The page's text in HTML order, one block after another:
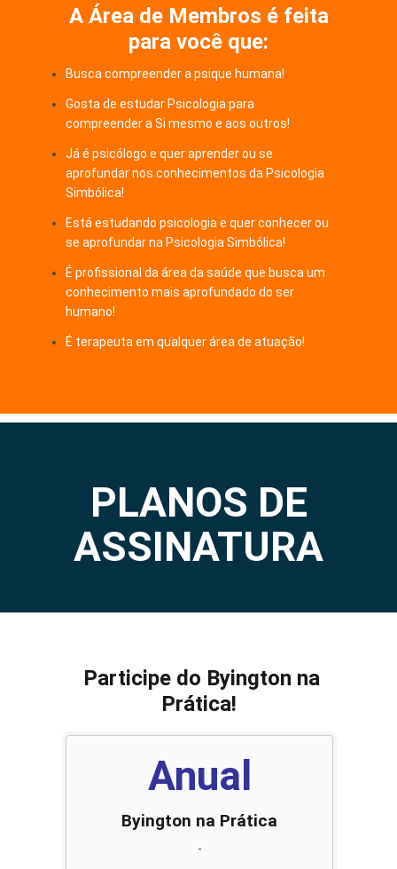
A Área de Membros é feita
para você que:
Busca compreender a psique humana!
Gosta de estudar Psicologia para
compreender a Si mesmo e aos outros!
Já é psicólogo e quer aprender ou se
aprofundar nos conhecimentos da Psicologia
Simbólica!
Está estudando psicologia e quer conhecer ou
se aprofundar na Psicologia Simbólica!
É profissional da área da saúde que busca um
conhecimento mais aprofundado do ser
humano!
É terapeuta em qualquer área de atuação!
PLANOS DE
ASSINATURA
Participe do Byington na
Prática!
Anual
Byington na Prática
-